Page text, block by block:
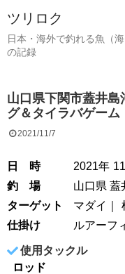
ツリロク
日本・海外で釣れる魚（
の記録
山口県下関市蓋井
グ＆タイラバゲーム
2021/11/7
日 時 2021年
釣 場
山口県 蓋
ターゲット
マダイ
仕掛け
ルアーフ
使用タックル
ロッド